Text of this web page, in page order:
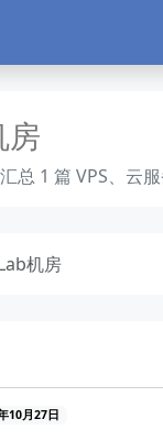
房
总 1 篇 VPS、云
机房
10月27日